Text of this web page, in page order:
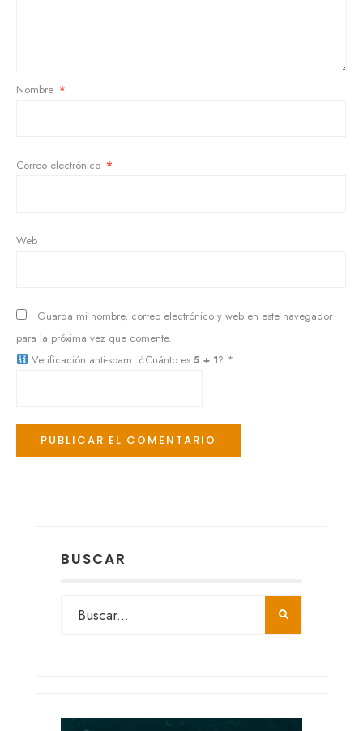
Nombre *
Correo electrónico *
Web
Guarda mi nombre, correo electrónico y web en este navegador
para la próxima vez que comente.
Verificación anti-spam: ¿Cuánto es 5 + 1? *
BUSCAR